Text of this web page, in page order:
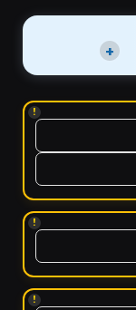
+
!
!
!